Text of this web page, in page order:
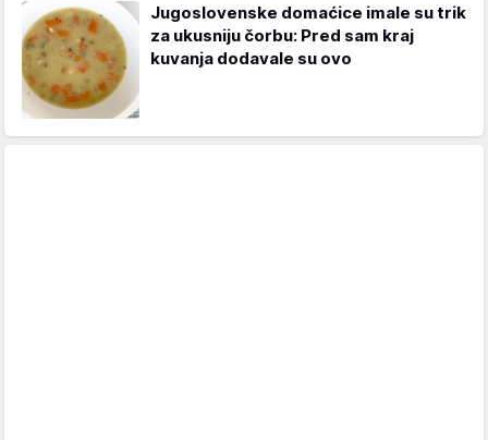
Jugoslovenske domaćice imale su trik
za ukusniju čorbu: Pred sam kraj
kuvanja dodavale su ovo